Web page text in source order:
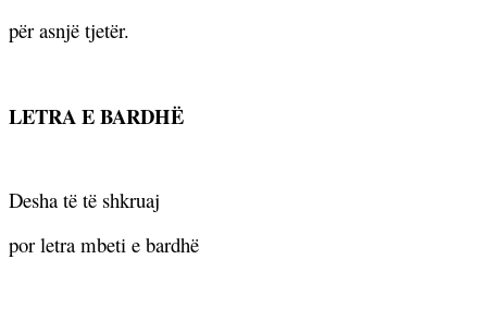
për asnjë tjetër.
LETRA E BARDHË
Desha të të shkruaj
por letra mbeti e bardhë